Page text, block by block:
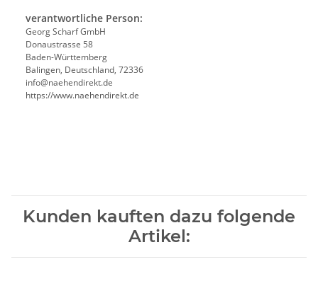
verantwortliche Person:
Georg Scharf GmbH
Donaustrasse 58
Baden-Württemberg
Balingen, Deutschland, 72336
info@naehendirekt.de
https://www.naehendirekt.de
Kunden kauften dazu folgende
Artikel: